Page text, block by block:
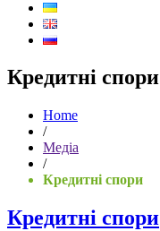
Кредитні спори
Home
/
Медіа
/
Кредитні спори
Кредитні спори